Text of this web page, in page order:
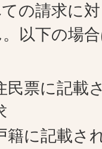
の請求に
以下の場
民票に記載
籍に記載さ